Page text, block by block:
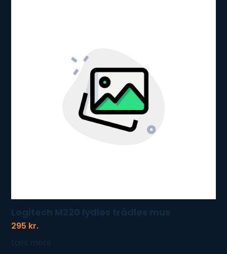
Logitech M220 lydløs trådløs mus
295 kr.
Læs mere